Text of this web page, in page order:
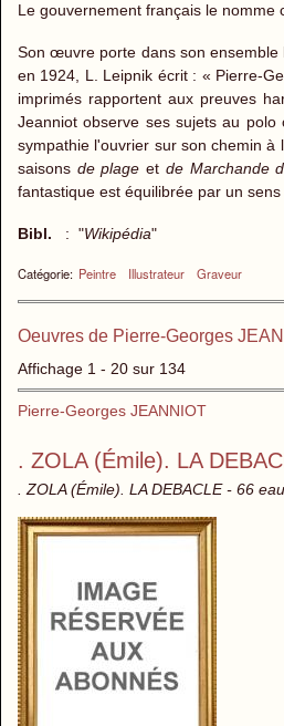
Le gouvernement français le
Son œuvre porte dans son ensemble
en 1924, L. Leipnik écrit : « Pierre-
imprimés rapportent aux preuves
Jeanniot observe ses sujets au
sympathie l'ouvrier sur son chemin
saisons de plage et de Marchande
fantastique est équilibrée par un sens
Bibl. : "Wikipédia"
Catégorie: Peintre Illustrateur Graveur
Oeuvres de Pierre-Georges
Affichage 1 - 20 sur 134
Pierre-Georges JEANNIOT
. ZOLA (Émile). LA
. ZOLA (Émile). LA DEBACLE - 66